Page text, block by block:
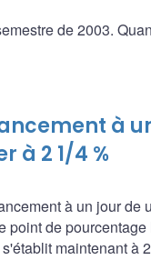
de 2003.
à
à 2 1/4 %
à un jour de
point de
maintenant à